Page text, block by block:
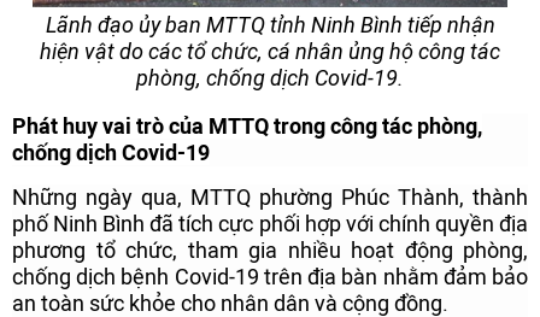
Lãnh đạo ủy ban MTTQ tỉnh Ninh Bình tiếp nhận
hiện vật do các tổ chức, cá nhân ủng hộ công tác
phòng, chống dịch Covid-19.
Phát huy vai trò của MTTQ trong công tác phòng,
chống dịch Covid-19
Những ngày qua, MTTQ phường Phúc Thành, thành
phố Ninh Bình đã tích cực phối hợp với chính quyền địa
phương tổ chức, tham gia nhiều hoạt động phòng,
chống dịch bệnh Covid-19 trên địa bàn nhằm đảm bảo
an toàn sức khỏe cho nhân dân và cộng đồng.